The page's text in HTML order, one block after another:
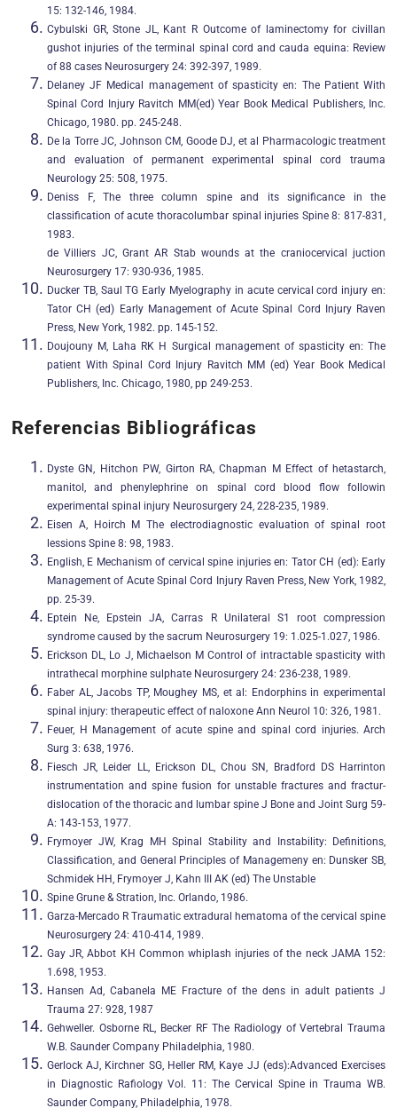
15: 132-146, 1984.
Cybulski GR, Stone JL, Kant R Outcome of laminectomy for civillan
gushot injuries of the terminal spinal cord and cauda equina: Review
of 88 cases Neurosurgery 24: 392-397, 1989.
Delaney JF Medical management of spasticity en: The Patient With
Spinal Cord Injury Ravitch MM(ed) Year Book Medical Publishers, Inc.
Chicago, 1980. pp. 245-248.
De la Torre JC, Johnson CM, Goode DJ, et al Pharmacologic treatment
and evaluation of permanent experimental spinal cord trauma
Neurology 25: 508, 1975.
Deniss F, The three column spine and its significance in the
classification of acute thoracolumbar spinal injuries Spine 8: 817-831,
1983.
de Villiers JC, Grant AR Stab wounds at the craniocervical juction
Neurosurgery 17: 930-936, 1985.
Ducker TB, Saul TG Early Myelography in acute cervical cord injury en:
Tator CH (ed) Early Management of Acute Spinal Cord Injury Raven
Press, New York, 1982. pp. 145-152.
Doujouny M, Laha RK H Surgical management of spasticity en: The
patient With Spinal Cord Injury Ravitch MM (ed) Year Book Medical
Publishers, Inc. Chicago, 1980, pp 249-253.
Referencias Bibliográficas
Dyste GN, Hitchon PW, Girton RA, Chapman M Effect of hetastarch,
manitol, and phenylephrine on spinal cord blood flow followin
experimental spinal injury Neurosurgery 24, 228-235, 1989.
Eisen A, Hoirch M The electrodiagnostic evaluation of spinal root
lessions Spine 8: 98, 1983.
English, E Mechanism of cervical spine injuries en: Tator CH (ed): Early
Management of Acute Spinal Cord Injury Raven Press, New York, 1982,
pp. 25-39.
Eptein Ne, Epstein JA, Carras R Unilateral S1 root compression
syndrome caused by the sacrum Neurosurgery 19: 1.025-1.027, 1986.
Erickson DL, Lo J, Michaelson M Control of intractable spasticity with
intrathecal morphine sulphate Neurosurgery 24: 236-238, 1989.
Faber AL, Jacobs TP, Moughey MS, et al: Endorphins in experimental
spinal injury: therapeutic effect of naloxone Ann Neurol 10: 326, 1981.
Feuer, H Management of acute spine and spinal cord injuries. Arch
Surg 3: 638, 1976.
Fiesch JR, Leider LL, Erickson DL, Chou SN, Bradford DS Harrinton
instrumentation and spine fusion for unstable fractures and fractur-
dislocation of the thoracic and lumbar spine J Bone and Joint Surg 59-
A: 143-153, 1977.
Frymoyer JW, Krag MH Spinal Stability and Instability: Definitions,
Classification, and General Principles of Managemeny en: Dunsker SB,
Schmidek HH, Frymoyer J, Kahn III AK (ed) The Unstable
Spine Grune & Stration, Inc. Orlando, 1986.
Garza-Mercado R Traumatic extradural hematoma of the cervical spine
Neurosurgery 24: 410-414, 1989.
Gay JR, Abbot KH Common whiplash injuries of the neck JAMA 152:
1.698, 1953.
Hansen Ad, Cabanela ME Fracture of the dens in adult patients J
Trauma 27: 928, 1987
Gehweller. Osborne RL, Becker RF The Radiology of Vertebral Trauma
W.B. Saunder Company Philadelphia, 1980.
Gerlock AJ, Kirchner SG, Heller RM, Kaye JJ (eds):Advanced Exercises
in Diagnostic Rafiology Vol. 11: The Cervical Spine in Trauma WB.
Saunder Company, Philadelphia, 1978.